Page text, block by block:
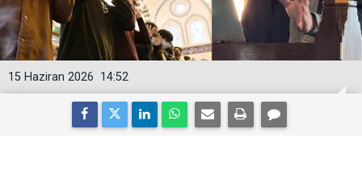
14:52
15 Haziran 2026